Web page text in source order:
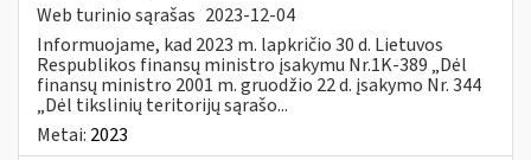
Web turinio sąrašas 2023-12-04
Informuojame, kad 2023 m. lapkričio 30 d. Lietuvos
Respublikos finansų ministro įsakymu Nr.1K-389 „Dėl
finansų ministro 2001 m. gruodžio 22 d. įsakymo Nr. 344
„Dėl tikslinių teritorijų sąrašo...
Metai: 2023